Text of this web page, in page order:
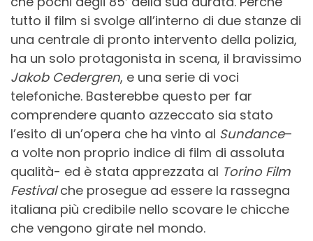
tutto il film si svolge all’interno di due stanze di
una centrale di pronto intervento della polizia,
ha un solo protagonista in scena, il bravissimo
Jakob Cedergren, e una serie di voci
telefoniche. Basterebbe questo per far
comprendere quanto azzeccato sia stato
l’esito di un’opera che ha vinto al Sundance–
a volte non proprio indice di film di assoluta
qualità- ed è stata apprezzata al Torino Film
Festivalche prosegue ad essere la rassegna
italiana più credibile nello scovare le chicche
che vengono girate nel mondo.